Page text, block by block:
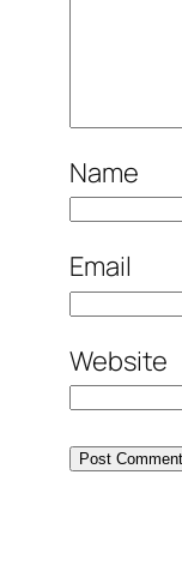
Name
Email
Website